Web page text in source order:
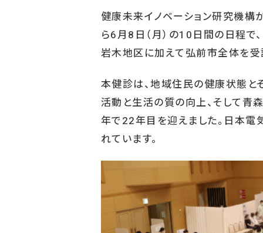
健康未来イノベーション研究機構
ら6月8日（月）の10日間の日程
岩木地区に加えて弘前市全体を受
本健診は、地域住民の健康状態と
活動と生活の質の向上、そして青
年で22年目を迎えました。日本電
れています。